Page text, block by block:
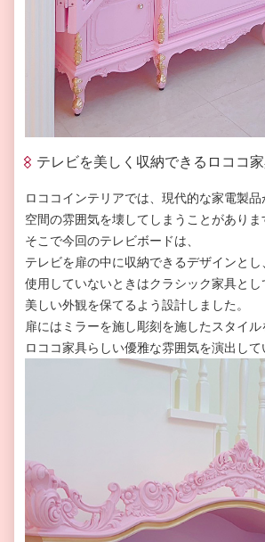
テレビを美しく収納できるロココ
ロココインテリアでは、現代的な家電製品
空間の雰囲気を壊してしまうことがありま
そこで今回のテレビボードは、
テレビを扉の中に収納できるデザインとし
使用していないときはクラシック家具とし
美しい外観を保てるよう設計しました。
扉にはミラーを施し彫刻を施したスタイル
ロココ家具らしい優雅な雰囲気を演出して